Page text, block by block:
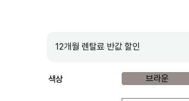
12개월 렌탈료 반값 할인
색상 브라운